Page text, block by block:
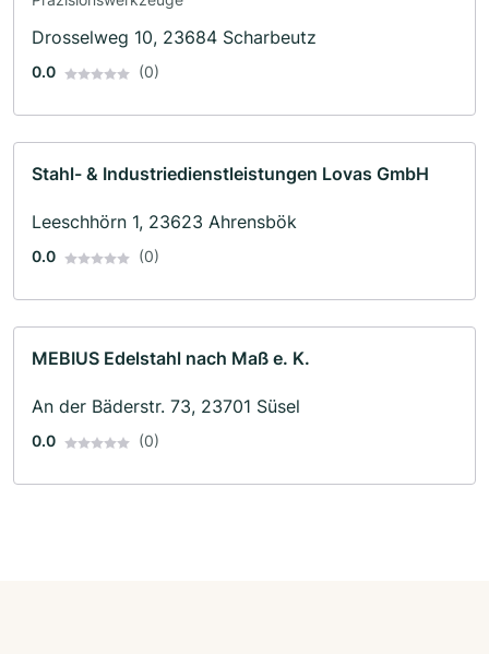
Drosselweg 10, 23684 Scharbeutz
0.0 (0)
Stahl- & Industriedienstleistungen Lovas GmbH
Leeschhörn 1, 23623 Ahrensbök
0.0 (0)
MEBIUS Edelstahl nach Maß e. K.
An der Bäderstr. 73, 23701 Süsel
0.0 (0)